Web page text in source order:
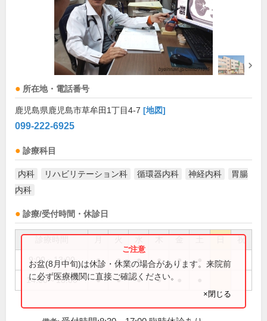
所在地・電話番号
鹿児島県鹿児島市草牟田1丁目4-7 [地図]
099-222-6925
診療科目
内科 リハビリテーション科 循環器内科 神経内科
胃腸
内科
診療/受付時間・休診日
祝
9:00～13:00 ● ● ● ● ●
14:00～18:00 ● ● ● ●
お盆(8月中旬)は休診・休業の場合があります。来院前
に必ず医療機関に直接ご確認ください。
×閉じる